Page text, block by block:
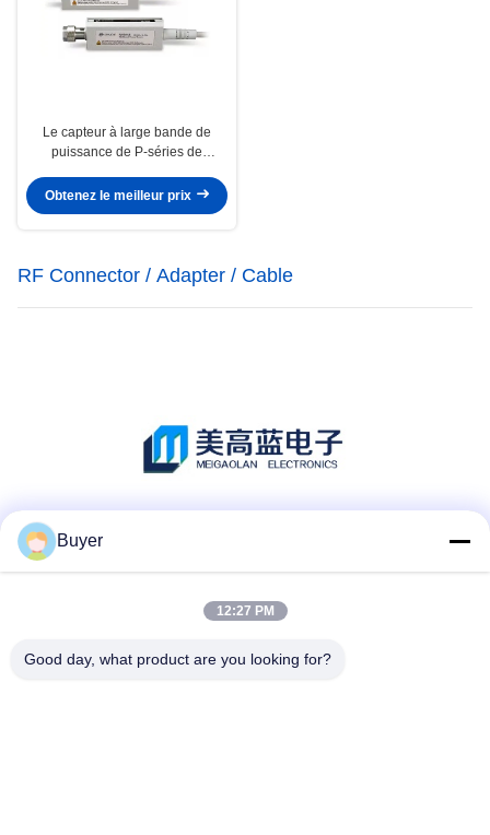
Le capteur à large bande de
puissance de P-séries de
mégahertz à 40GHz branchent
Obtenez le meilleur prix
RF Connector / Adapter / Cable
Buyer
12:27 PM
Good day, what product are you looking for?